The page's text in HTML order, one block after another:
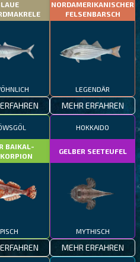
NORDAMERIKANISCHER
FELSENBARSCH
LEGENDÄR
MEHR ERFAHREN
BAIKAL-
HOKKAIDO
GELBER SEETEUFEL
MYTHISCH
MEHR ERFAHREN